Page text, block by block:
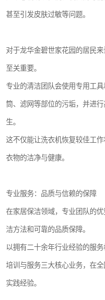
甚至引发皮肤过敏等问题。
对于龙华金碧世家花园的居民
至关重要。
专业的清洁团队会使用专用工
筒、滤网等部位的污垢，并进
生。
这不仅能让洗衣机恢复较佳工
衣物的洁净与健康。
专业服务：品质与信赖的保障
在家居保洁领域，专业团队的
洁方法和可靠的品质保障。
以拥有二十余年行业经验的服
培训与服务三大核心业务，在
实践经验。